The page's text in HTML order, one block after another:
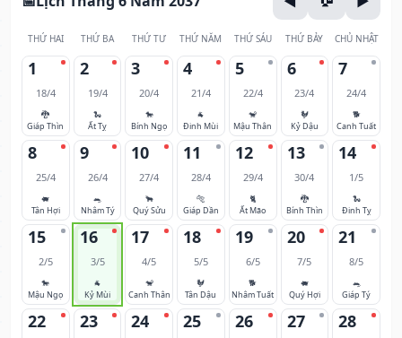
THỨ HAI THỨ BA THỨ TƯ THỨ NĂM THỨ SÁU THỨ BẢY CHỦ NHẬT
1
18/4
🐉
Giáp Thìn
2
19/4
🐍
Ất Tỵ
3
20/4
🐎
Bính Ngọ
4
21/4
🐐
Đinh Mùi
5
22/4
🐒
Mậu Thân
6
23/4
🐓
Kỷ Dậu
7
24/4
🐕
Canh Tuất
8
25/4
🐖
Tân Hợi
9
26/4
🐀
Nhâm Tý
10
27/4
🐂
Quý Sửu
11
28/4
🐅
Giáp Dần
12
29/4
🐈
Ất Mão
13
30/4
🐉
Bính Thìn
14
1/5
🐍
Đinh Tỵ
15
2/5
🐎
Mậu Ngọ
16
3/5
🐐
Kỷ Mùi
17
4/5
🐒
Canh Thân
18
5/5
🐓
Tân Dậu
19
6/5
🐕
Nhâm Tuất
20
7/5
🐖
Quý Hợi
21
8/5
🐀
Giáp Tý
22 23 24 25 26 27 28